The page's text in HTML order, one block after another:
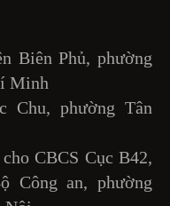
Biên Phủ, phường
Minh
Chu, phường Tân
CBCS Cục B42,
Công an, phường